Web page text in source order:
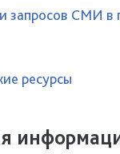
запросов СМИ в
ресурсы